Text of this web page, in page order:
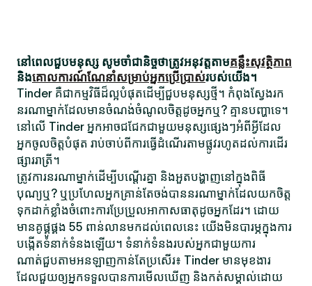
នៅពេលជួបមនុស្ស សូមចាំជានិច្ចថាត្រូវអនុវត្តតាមគន្លឹះសុវត្ថិភាព
និងគោលការណ៍ណែនាំសម្រាប់អ្នកប្រើប្រាស់របស់យើង។
Tinder គឺជាកម្មវិធីដ៏ល្អបំផុតដើម្បីជួបមនុស្សថ្មី។ កំពុងស្វែងរក
នរណាម្នាក់ដែលមានចំណង់ចំណូលចិត្តដូចអ្នកឬ? គ្មានបញ្ហាទេ។
នៅលើ Tinder អ្នកអាចជជែកជាមួយមនុស្សផ្សេងៗអំពីអ្វីដែល
អ្នកចូលចិត្តបំផុត រាប់ចាប់ពីការធ្វើដំណើរតាមផ្លូវរហូតដល់ការដើរ
ផ្សាររាត្រី។
ត្រូវការនរណាម្នាក់ដើម្បីបណ្តើរគ្នា និងអួតបង្ហាញនៅក្នុងពិធី
បុណ្យឬ? ឬប្រហែលអ្នកគ្រាន់តែចង់បាននរណាម្នាក់ដែលយកចិត្ត
ទុកដាក់ខ្លាំងចំពោះការប្រែប្រួលអាកាសធាតុដូចអ្នកដែរ។ ដោយ
មានគូផ្គូផ្គង 55 ពាន់លានមកដល់ពេលនេះ យើងមិនបារម្ភក្នុងការ
បង្កើតទំនាក់ទំនងឡើយ។ ទំនាក់ទំនងរបស់អ្នកជាមួយការ
ណាត់ជួបតាមអនឡាញកាន់តែប្រសើរ៖ Tinder មានមុខងារ
ដែលជួយឲ្យអ្នកទទួលបានការមើលឃើញ និងកត់សម្គាល់ដោយ